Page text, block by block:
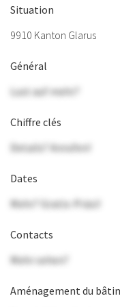
Situation
9910 Kanton Glarus
Général
Lust auf mehr?
Chiffre clés
Details? Anrufen!
Dates
Mehr? Gratis-Präsi!
Contacts
Mehr sehen?
Aménagement du